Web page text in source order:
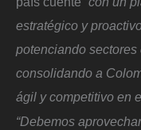
estratégico y
potenciando
consolidando a
ágil y competitivo en
“Debemos